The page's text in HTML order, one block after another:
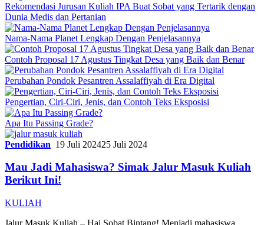
Rekomendasi Jurusan Kuliah IPA Buat Sobat yang Tertarik dengan
Dunia Medis dan Pertanian
Nama-Nama Planet Lengkap Dengan Penjelasannya
Contoh Proposal 17 Agustus Tingkat Desa yang Baik dan Benar
Perubahan Pondok Pesantren Assalaffiyah di Era Digital
Pengertian, Ciri-Ciri, Jenis, dan Contoh Teks Eksposisi
Apa Itu Passing Grade?
Pendidikan 19 Juli 202425 Juli 2024
Mau Jadi Mahasiswa? Simak Jalur Masuk Kuliah
Berikut Ini!
KULIAH
Jalur Masuk Kuliah – Hai Sobat Bintang! Menjadi mahasiswa